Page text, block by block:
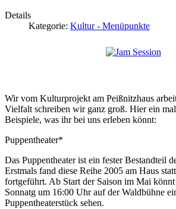
Details
Kategorie: Kultur - Menüpunkte
Wir vom Kulturprojekt am Peißnitzhaus
Vielfalt schreiben wir ganz groß. Hier ein
Beispiele, was ihr bei uns erleben könnt:
Puppentheater*
Das Puppentheater ist ein fester Bestandteil
Erstmals fand diese Reihe 2005 am Haus
fortgeführt. Ab Start der Saison im Mai
Sonnatg um 16:00 Uhr auf der Waldbühne
Puppentheaterstück sehen.